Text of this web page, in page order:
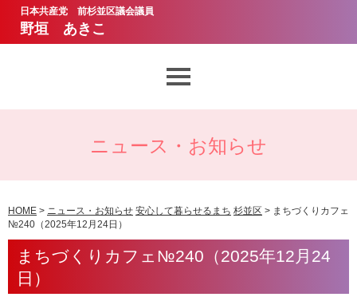
日本共産党 前杉並区議会議員
野垣 あきこ
野垣あきこのお約束
ニュース・お知らせ
HOME > ニュース・お知らせ 安心して暮らせるまち 杉並区 > まちづくりカフェ
№240（2025年12月24日）
まちづくりカフェ№240（2025年12月24
日）